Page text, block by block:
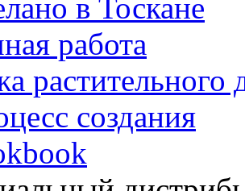
в Тоскане
работа
растительного
создания